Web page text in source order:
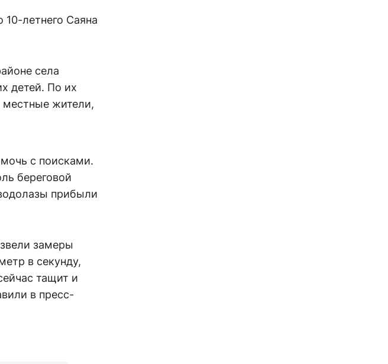
летнего Саяна
села
детей. По их
местные жители,
с поисками.
береговой
прибыли
замеры
в секунду,
тащит и
в пресс-